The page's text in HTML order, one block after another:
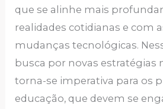
que se alinhe mais
realidades cotidianas e com
mudanças tecnológicas.
busca por novas estratégias
torna-se imperativa para os
educação, que devem se